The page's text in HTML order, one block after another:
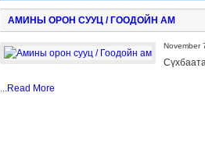
АМИНЫ ОРОН СУУЦ / ГООДОЙН АМ
November
...Read More